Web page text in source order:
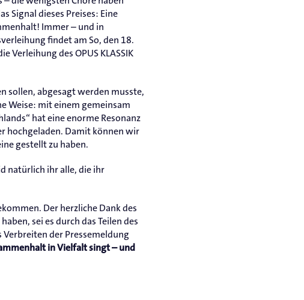
Signal dieses Preises: Eine
Immer – und in
findet am So, den 18.
des OPUS KLASSIK
sollen, abgesagt werden musste,
Weise: mit einem gemeinsam
hat eine enorme Resonanz
hochgeladen. Damit können wir
gestellt zu haben.
natürlich ihr alle, die ihr
Der herzliche Dank des
sei es durch das Teilen des
der Pressemeldung
in Vielfalt singt – und